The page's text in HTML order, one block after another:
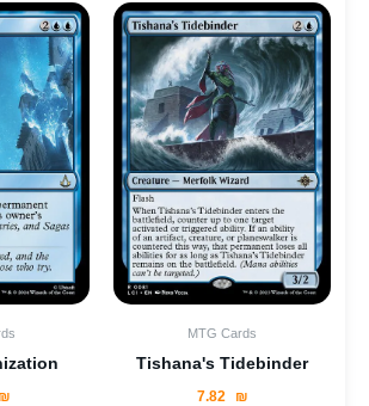
₪
MTG Cards
Tishana's Tidebinder
7.82 ₪